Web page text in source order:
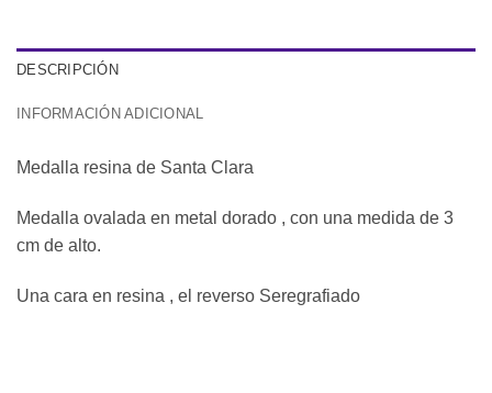
DESCRIPCIÓN
INFORMACIÓN ADICIONAL
Medalla resina de Santa Clara
Medalla ovalada en metal dorado , con una medida de 3
cm de alto.
Una cara en resina , el reverso Seregrafiado